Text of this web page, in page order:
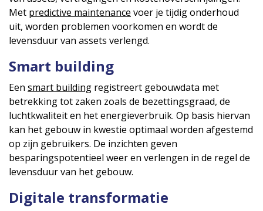
Met predictive maintenance voer je tijdig onderhoud
uit, worden problemen voorkomen en wordt de
levensduur van assets verlengd.
Smart building
Een smart building registreert gebouwdata met
betrekking tot zaken zoals de bezettingsgraad, de
luchtkwaliteit en het energieverbruik. Op basis hiervan
kan het gebouw in kwestie optimaal worden afgestemd
op zijn gebruikers. De inzichten geven
besparingspotentieel weer en verlengen in de regel de
levensduur van het gebouw.
Digitale transformatie